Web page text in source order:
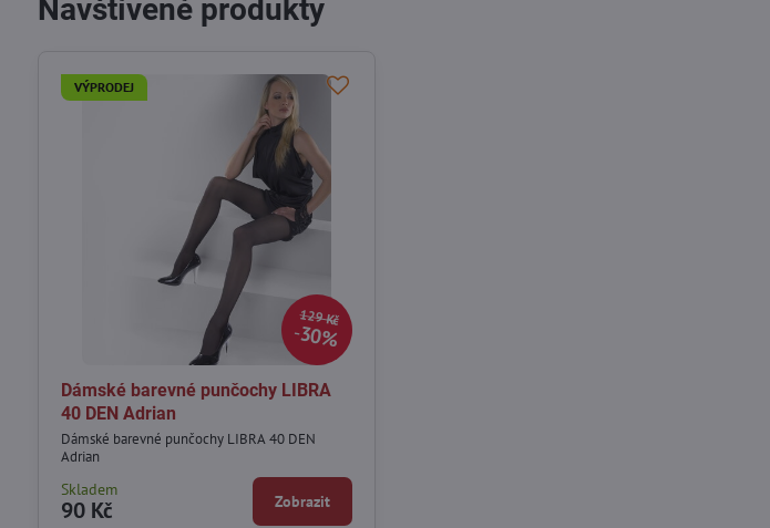
Navštívené produkty
129 Kč
30%
VÝPRODEJ
Dámské barevné punčochy LIBRA
40 DEN Adrian
Dámské barevné punčochy LIBRA 40 DEN
Adrian
Skladem
90 Kč Zobrazit